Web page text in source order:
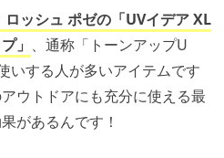
ロッシュ ポゼの「UVイデア XL
」 、通称「トーンアップU
いする人が多いアイテムです
ウトドアにも充分に使える最
があるんです！